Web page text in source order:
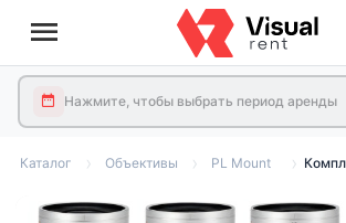
Нажмите, чтобы выбрать период аренды
Каталог Объективы PL Mount